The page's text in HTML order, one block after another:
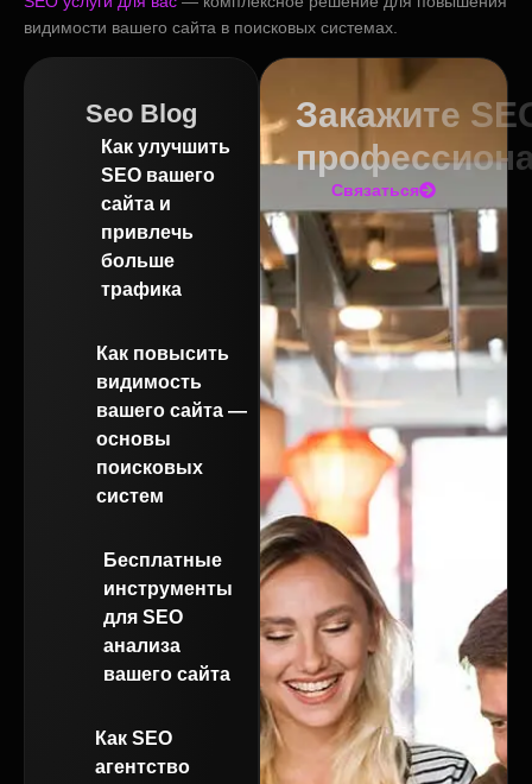
Seo Blog
Как улучшить
SEO вашего
сайта и
привлечь
больше
трафика
Как повысить
видимость
вашего сайта —
основы
поисковых
систем
Бесплатные
инструменты
для SEO
анализа
вашего сайта
Как SEO
агентство
Закажите
Связаться
видимости вашего сайта в поисковых системах.